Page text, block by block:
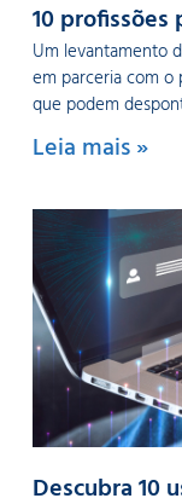
10 profissões
Um levantamento
em parceria com o
que podem
Leia mais »
Descubra 10